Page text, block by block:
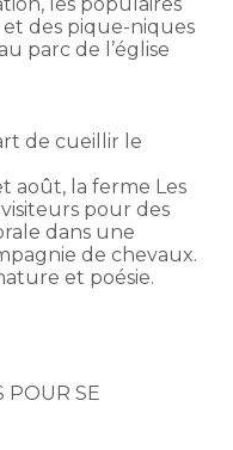
et des pique-niques
parc de l’église
de cueillir le
août, la ferme Les
pour des
dans une
de chevaux.
et poésie.
POUR SE